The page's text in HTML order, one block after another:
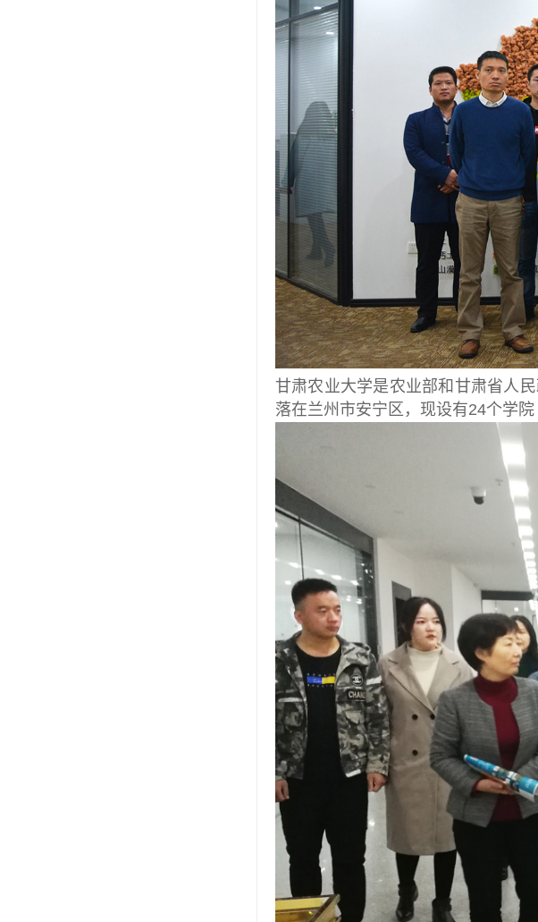
甘肃农业大学是农业部和甘肃省人
落在兰州市安宁区，现设有24个学